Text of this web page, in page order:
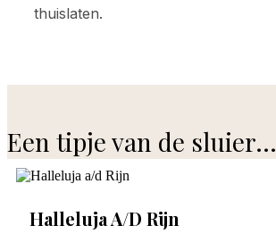
thuislaten.
Een tipje van de sluier...
Halleluja A/d Rijn